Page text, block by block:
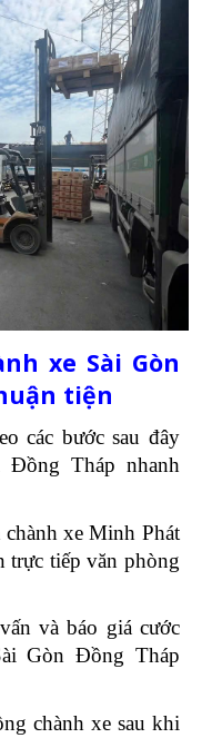
xe Sài Gòn
tiện
các bước sau đây
Tháp nhanh
xe Minh Phát
trực tiếp văn phòng
và báo giá cước
Gòn Đồng Tháp
chành xe sau khi